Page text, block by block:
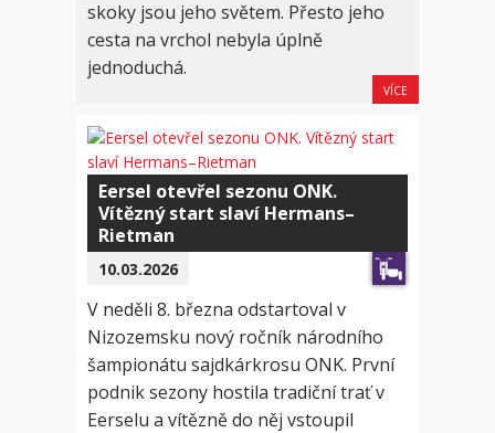
skoky jsou jeho světem. Přesto jeho
cesta na vrchol nebyla úplně
jednoduchá.
VÍCE
Eersel otevřel sezonu ONK.
Vítězný start slaví Hermans–
Rietman
10.03.2026
V neděli 8. března odstartoval v
Nizozemsku nový ročník národního
šampionátu sajdkárkrosu ONK. První
podnik sezony hostila tradiční trať v
Eerselu a vítězně do něj vstoupil